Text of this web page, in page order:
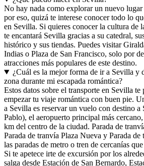
No hay nada como explorar un nuevo
por eso, quizá te interese conocer todo lo
en Sevilla. Si quieres conocer la cultura de
te encantará Sevilla gracias a su catedral,
histórico y sus tiendas. Puedes visitar
Indias o Plaza de San Francisco, solo por
atracciones más populares de este destino.
¿Cuál es la mejor forma de ir a Sevilla y
zona durante mi escapada romántica?
Estos datos sobre el transporte en Sevilla te
empezar tu viaje romántica con buen pie.
a Sevilla es reservar un vuelo con destino
Pablo), el aeropuerto principal más
km del centro de la ciudad. Parada de
Parada de tranvía Plaza Nueva y Parada de
las paradas de metro o tren de cercanías
Si te apetece irte de excursión por los
salga desde Estación de San Bernardo,